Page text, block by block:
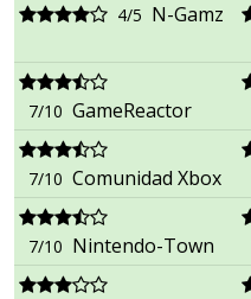
4/5 N-Gamz
7/10 GameReactor
7/10 Comunidad Xbox
7/10 Nintendo-Town